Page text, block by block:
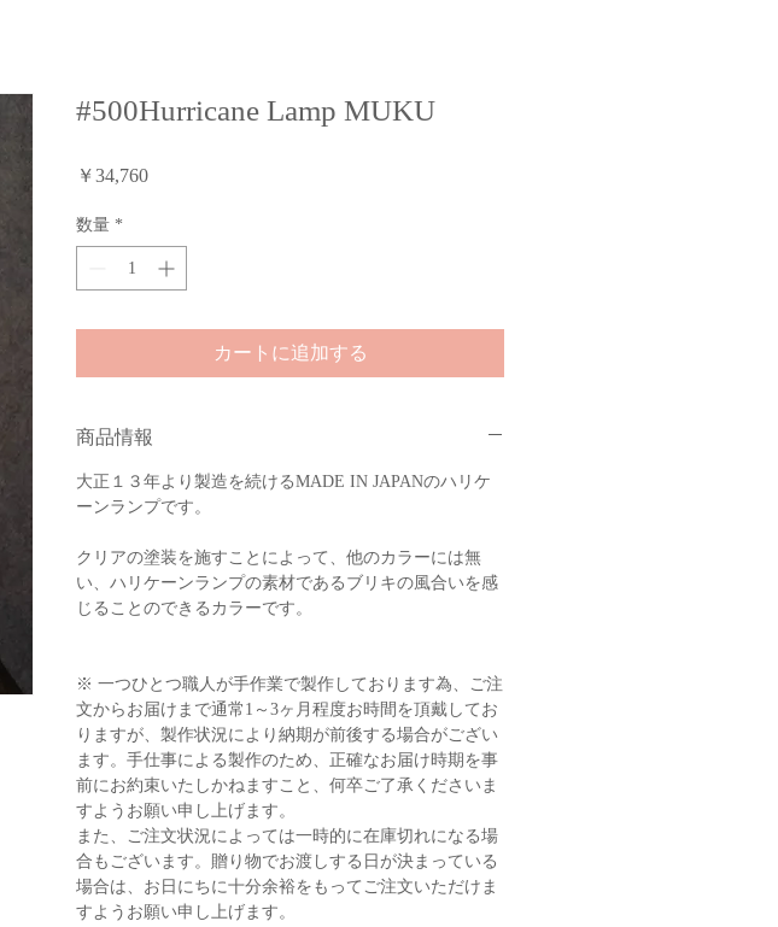
#500Hurricane Lamp MUKU
￥34,760価
数量 *
カートに追加する
商品情報
大正１３年より製造を続けるMADE IN JAPANのハリケ
ーンランプです。
クリアの塗装を施すことによって、他のカラーには無
い、ハリケーンランプの素材であるブリキの風合いを感
じることのできるカラーです。
※ 一つひとつ職人が手作業で製作しております為、ご注
文からお届けまで通常1～3ヶ月程度お時間を頂戴してお
りますが、製作状況により納期が前後する場合がござい
ます。手仕事による製作のため、正確なお届け時期を事
前にお約束いたしかねますこと、何卒ご了承くださいま
すようお願い申し上げます。
また、ご注文状況によっては一時的に在庫切れになる場
合もございます。贈り物でお渡しする日が決まっている
場合は、お日にちに十分余裕をもってご注文いただけま
すようお願い申し上げます。